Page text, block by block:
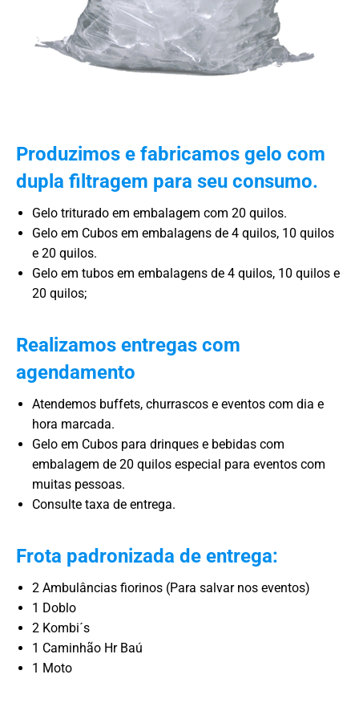
Produzimos e fabricamos gelo com
dupla filtragem para seu consumo.
Gelo triturado em embalagem com 20 quilos.
Gelo em Cubos em embalagens de 4 quilos, 10 quilos
e 20 quilos.
Gelo em tubos em embalagens de 4 quilos, 10 quilos e
20 quilos;
Realizamos entregas com
agendamento
Atendemos buffets, churrascos e eventos com dia e
hora marcada.
Gelo em Cubos para drinques e bebidas com
embalagem de 20 quilos especial para eventos com
muitas pessoas.
Consulte taxa de entrega.
Frota padronizada de entrega:
2 Ambulâncias fiorinos (Para salvar nos eventos)
1 Doblo
2 Kombi´s
1 Caminhão Hr Baú
1 Moto